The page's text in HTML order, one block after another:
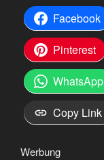
Facebook
Pinterest
WhatsApp
Copy Link
Werbung